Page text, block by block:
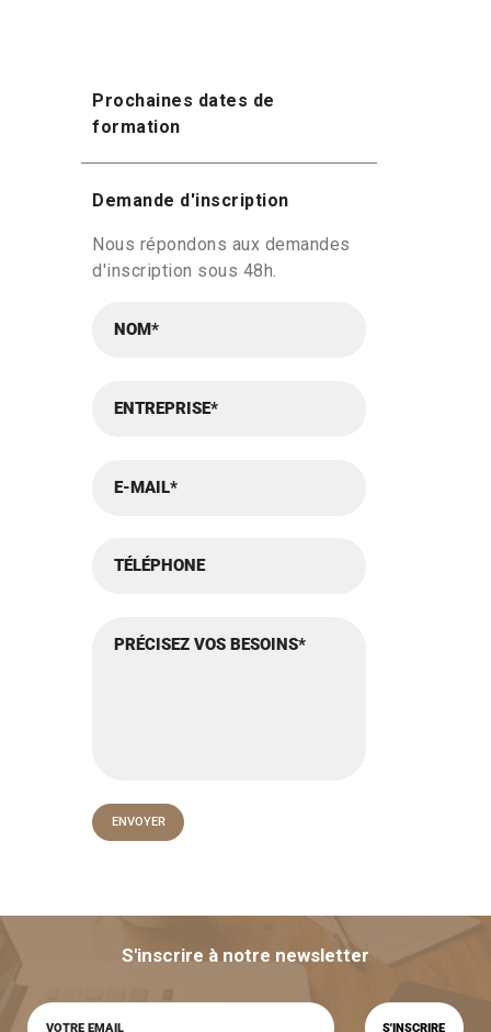
Prochaines dates de
formation
Demande d'inscription
Nous répondons aux demandes
d'inscription sous 48h.
S'inscrire à notre newsletter